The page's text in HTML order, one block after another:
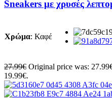
Sneakers με χρυσές
Χρώμα: Καφέ
27.99€ Original price was:
19.99€.